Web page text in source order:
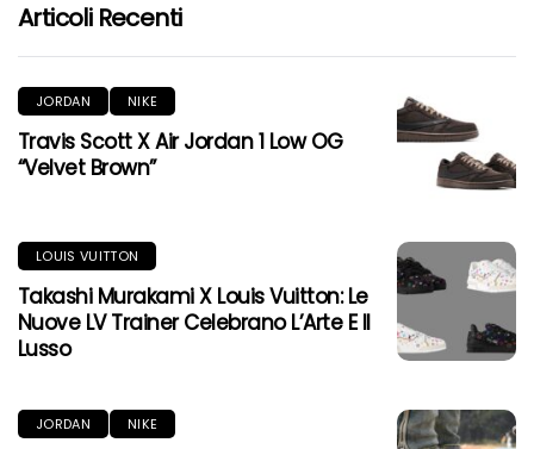
Articoli Recenti
JORDAN NIKE
Travis Scott X Air Jordan 1 Low OG
“Velvet Brown”
LOUIS VUITTON
Takashi Murakami X Louis Vuitton: Le
Nuove LV Trainer Celebrano L’Arte E Il
Lusso
JORDAN NIKE